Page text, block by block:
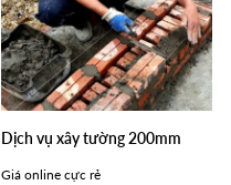
Dịch vụ xây tường 200mm
Giá online cực rẻ